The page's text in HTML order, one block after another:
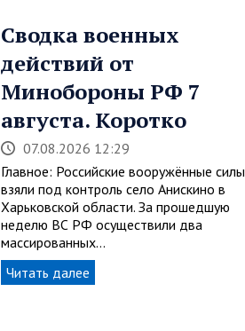
Сводка военных
действий от
Минобороны РФ 7
августа. Коротко
07.08.2026 12:29
Главное: Российские вооружённые силы
взяли под контроль село Анискино в
Харьковской области. За прошедшую
неделю ВС РФ осуществили два
массированных…
Читать далее